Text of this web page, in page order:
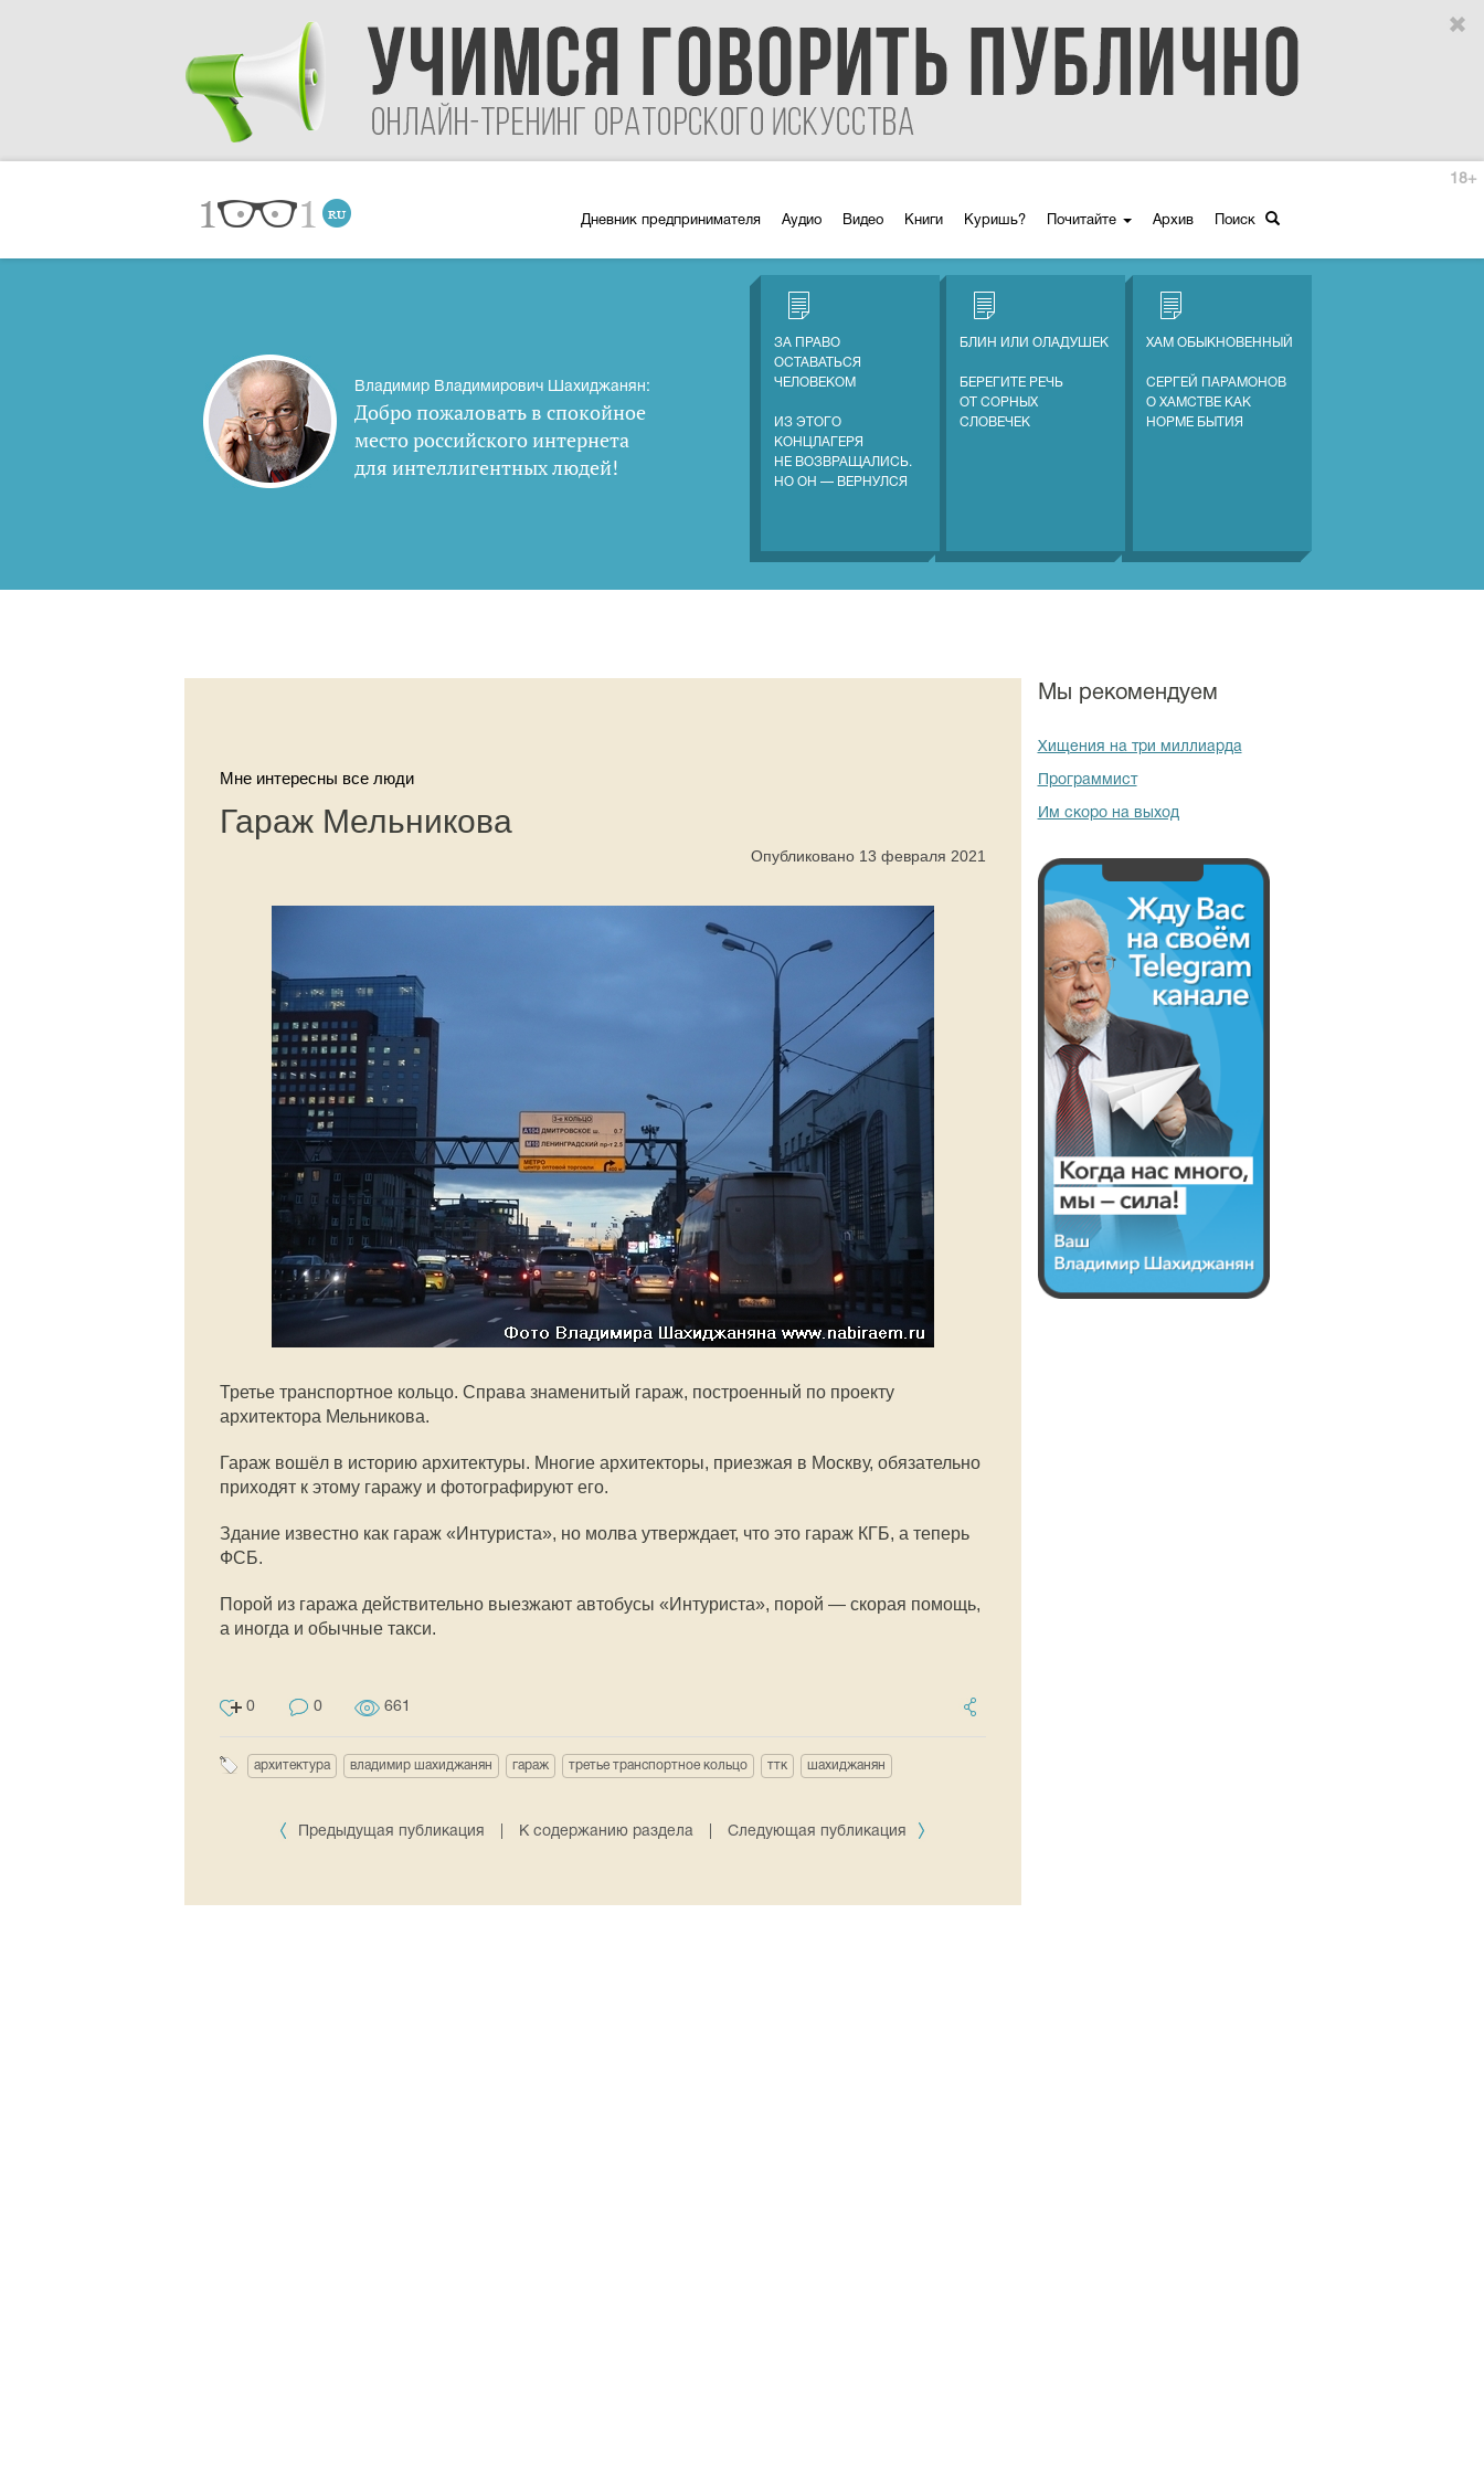
Дневник предпринимателя Аудио Видео Книги Куришь? Почитайте Архив Поиск
18+
Владимир Владимирович Шахиджанян:
Добро пожаловать в спокойное
место российского интернета
для интеллигентных людей!
ЗА ПРАВО
ОСТАВАТЬСЯ
ЧЕЛОВЕКОМ
ИЗ ЭТОГО
КОНЦЛАГЕРЯ
НЕ ВОЗВРАЩАЛИСЬ.
НО ОН — ВЕРНУЛСЯ
БЛИН ИЛИ ОЛАДУШЕК
БЕРЕГИТЕ РЕЧЬ
ОТ СОРНЫХ
СЛОВЕЧЕК
ХАМ ОБЫКНОВЕННЫЙ
СЕРГЕЙ ПАРАМОНОВ
О ХАМСТВЕ КАК
НОРМЕ БЫТИЯ
Мне интересны все люди
Гараж Мельникова
Опубликовано 13 февраля 2021
Третье транспортное кольцо. Справа знаменитый гараж, построенный по проекту
архитектора Мельникова.
Гараж вошёл в историю архитектуры. Многие архитекторы, приезжая в Москву, обязательно
приходят к этому гаражу и фотографируют его.
Здание известно как гараж «Интуриста», но молва утверждает, что это гараж КГБ, а теперь
ФСБ.
Порой из гаража действительно выезжают автобусы «Интуриста», порой — скорая помощь,
а иногда и обычные такси.
0 0 661
архитектура владимир шахиджанян гараж третье транспортное кольцо ттк шахиджанян
Предыдущая публикация К содержанию раздела Следующая публикация
Мы рекомендуем
Хищения на три миллиарда
Программист
Им скоро на выход